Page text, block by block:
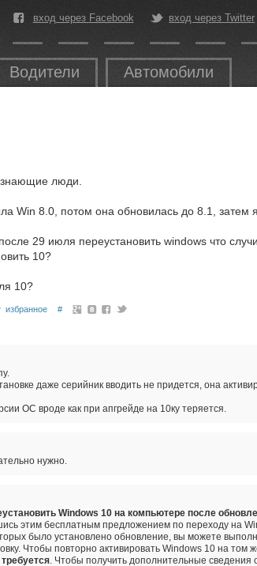
вход через Facebook вход через Twitter
Водители Автомобили
знающие люди.
Win 8.0, потом она обновилась до 8.1, затем
29 июля переустановить windows что
10?
10?
избранное #
даже серийник вводить не придется, она
ОС вроде как при апгрейде на 10ку теряется.
нужно.
Windows 10 на компьютере после
этим бесплатным предложением по переходу на
было установлено обновление, вы можете
Чтобы повторно активировать Windows 10 на том
. Чтобы получить дополнительные сведения